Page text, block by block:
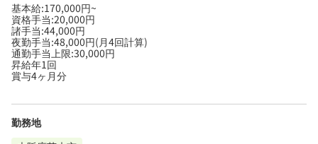
基本給:170,000円~
資格手当:20,000円
諸手当:44,000円
夜勤手当:48,000円(月4回計算)
通勤手当上限:30,000円
昇給年1回
賞与4ヶ月分
勤務地